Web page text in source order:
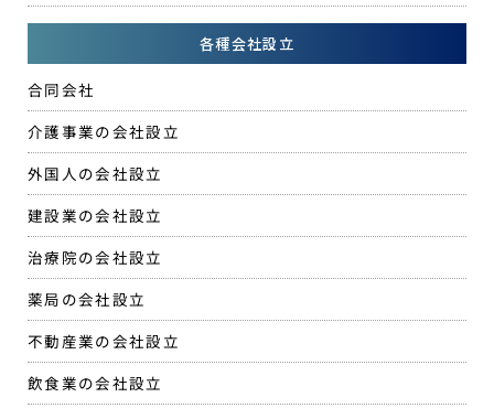
各種会社設立
合同会社
介護事業の会社設立
外国人の会社設立
建設業の会社設立
治療院の会社設立
薬局の会社設立
不動産業の会社設立
飲食業の会社設立